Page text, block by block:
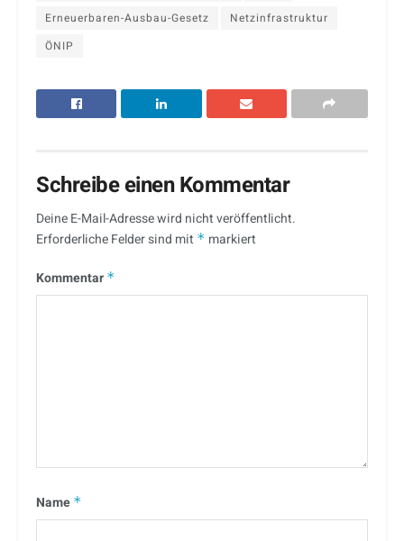
Erneuerbaren-Ausbau-Gesetz
Netzinfrastruktur
ÖNIP
Schreibe einen Kommentar
Deine E-Mail-Adresse wird nicht veröffentlicht.
Erforderliche Felder sind mit * markiert
Kommentar *
Name *